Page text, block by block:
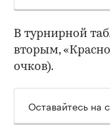
В турнирной
вторым,
очков).
Оставайтесь на